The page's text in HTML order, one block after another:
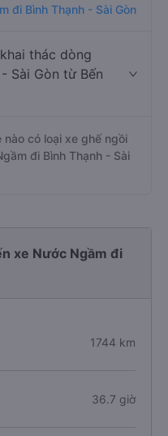
đi Bình Thạnh - Sài Gòn
thác dòng
Sài Gòn từ Bến
nào có loại xe ghế ngồi
đi Bình Thạnh - Sài
xe Nước Ngầm đi
1744 km
36.7 giờ